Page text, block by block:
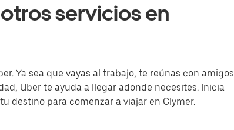
servicios en
Ya sea que vayas al trabajo, te reúnas con amigos
Uber te ayuda a llegar adonde necesites. Inicia
destino para comenzar a viajar en Clymer.